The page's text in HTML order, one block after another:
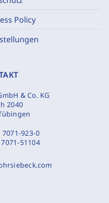
Policy
& Co. KG
2040
7071-923-0
51104